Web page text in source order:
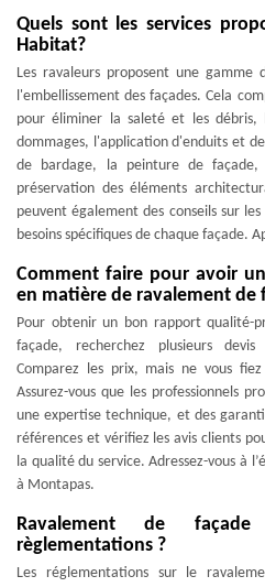
Quels sont les services
Habitat?
Les ravaleurs proposent une
l'embellissement des façades. Cela
pour éliminer la saleté et les débris,
dommages, l'application d'enduits et
de bardage, la peinture de
préservation des éléments
peuvent également des conseils sur
besoins spécifiques de chaque façade.
Comment faire pour avoir
en matière de ravalement de
Pour obtenir un bon rapport qualité-
façade, recherchez plusieurs
Comparez les prix, mais ne vous
Assurez-vous que les professionnels
une expertise technique, et des
références et vérifiez les avis clients
la qualité du service. Adressez-vous à
à Montapas.
Ravalement de
règlementations ?
Les réglementations sur le